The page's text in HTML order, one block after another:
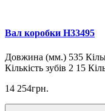
Вал коробки H33495
Довжина (мм.) 535
Кількість зубів 2 15
14 254грн.